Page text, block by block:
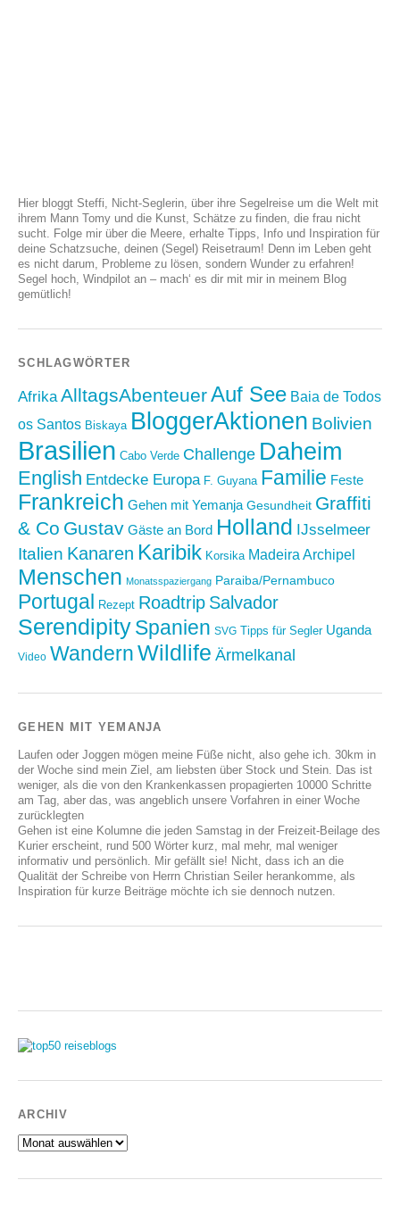
Hier bloggt Steffi, Nicht-Seglerin, über ihre Segelreise um die Welt mit
ihrem Mann Tomy und die Kunst, Schätze zu finden, die frau nicht
sucht. Folge mir über die Meere, erhalte Tipps, Info und Inspiration für
deine Schatzsuche, deinen (Segel) Reisetraum! Denn im Leben geht
es nicht darum, Probleme zu lösen, sondern Wunder zu erfahren!
Segel hoch, Windpilot an – mach‘ es dir mit mir in meinem Blog
gemütlich!
SCHLAGWÖRTER
Afrika AlltagsAbenteuerAuf See Baia de Todos
os Santos Biskaya BloggerAktionen Bolivien
Brasilien Cabo Verde Challenge Daheim
English Entdecke Europa F. Guyana Familie Feste
Frankreich Gehen mit Yemanja Gesundheit Graffiti
& Co Gustav Gäste an Bord Holland IJsselmeer
Italien Kanaren Karibik Korsika Madeira Archipel
Menschen Monatsspaziergang Paraiba/Pernambuco
Portugal Rezept Roadtrip Salvador
SerendipitySpanien SVG Tipps für Segler Uganda
Video WandernWildlife Ärmelkanal
GEHEN MIT YEMANJA
Laufen oder Joggen mögen meine Füße nicht, also gehe ich. 30km in
der Woche sind mein Ziel, am liebsten über Stock und Stein. Das ist
weniger, als die von den Krankenkassen propagierten 10000 Schritte
am Tag, aber das, was angeblich unsere Vorfahren in einer Woche
zurücklegten
Gehen ist eine Kolumne die jeden Samstag in der Freizeit-Beilage des
Kurier erscheint, rund 500 Wörter kurz, mal mehr, mal weniger
informativ und persönlich. Mir gefällt sie! Nicht, dass ich an die
Qualität der Schreibe von Herrn Christian Seiler herankomme, als
Inspiration für kurze Beiträge möchte ich sie dennoch nutzen.
ARCHIV
Archiv